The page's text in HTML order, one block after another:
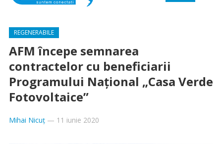
REGENERABILE
AFM începe semnarea
contractelor cu beneficiarii
Programului Naţional „Casa Verde
Fotovoltaice”
Mihai Nicuț— 11 iunie 2020